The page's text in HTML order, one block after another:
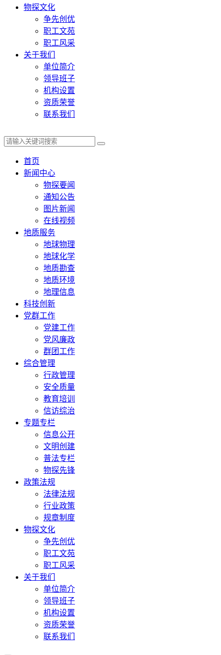
物探文化
争先创优
职工文苑
职工风采
关于我们
单位简介
领导班子
机构设置
资质荣誉
联系我们
首页
新闻中心
物探要闻
通知公告
图片新闻
在线视频
地质服务
地球物理
地球化学
地质勘查
地质环境
地理信息
科技创新
党群工作
党建工作
党风廉政
群团工作
综合管理
行政管理
安全质量
教育培训
信访综治
专题专栏
信息公开
文明创建
普法专栏
物探先锋
政策法规
法律法规
行业政策
规章制度
物探文化
争先创优
职工文苑
职工风采
关于我们
单位简介
领导班子
机构设置
资质荣誉
联系我们